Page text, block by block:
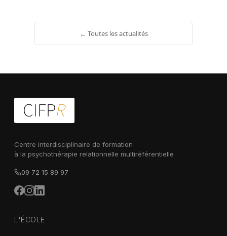
← Toutes les actualités
Centre interdisciplinaire de formation
à la psychothérapie relationnelle multiréférentielle
09 72 15 89 97
L'ÉCOLE